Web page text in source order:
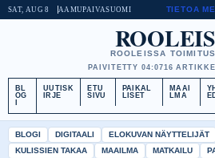
SAT, AUG 8 AAMUPAIVASUOMI TIETOA
ROOLEISSA
PAIVITETTY 04:0716
BL
OG
UUTISK
IRJE
ETU
SIVU
PAIKAL
LISET
MAAI
LMA
BLOGI DIGITAALI ELOKUVAN NÄYTTELIJÄT
KULISSIEN TAKAA
MAAILMA MATKAILU